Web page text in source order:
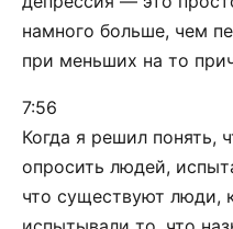
намного больше, чем
при меньших на то
7:56
Когда я решил понять,
опросить людей,
что существуют люди,